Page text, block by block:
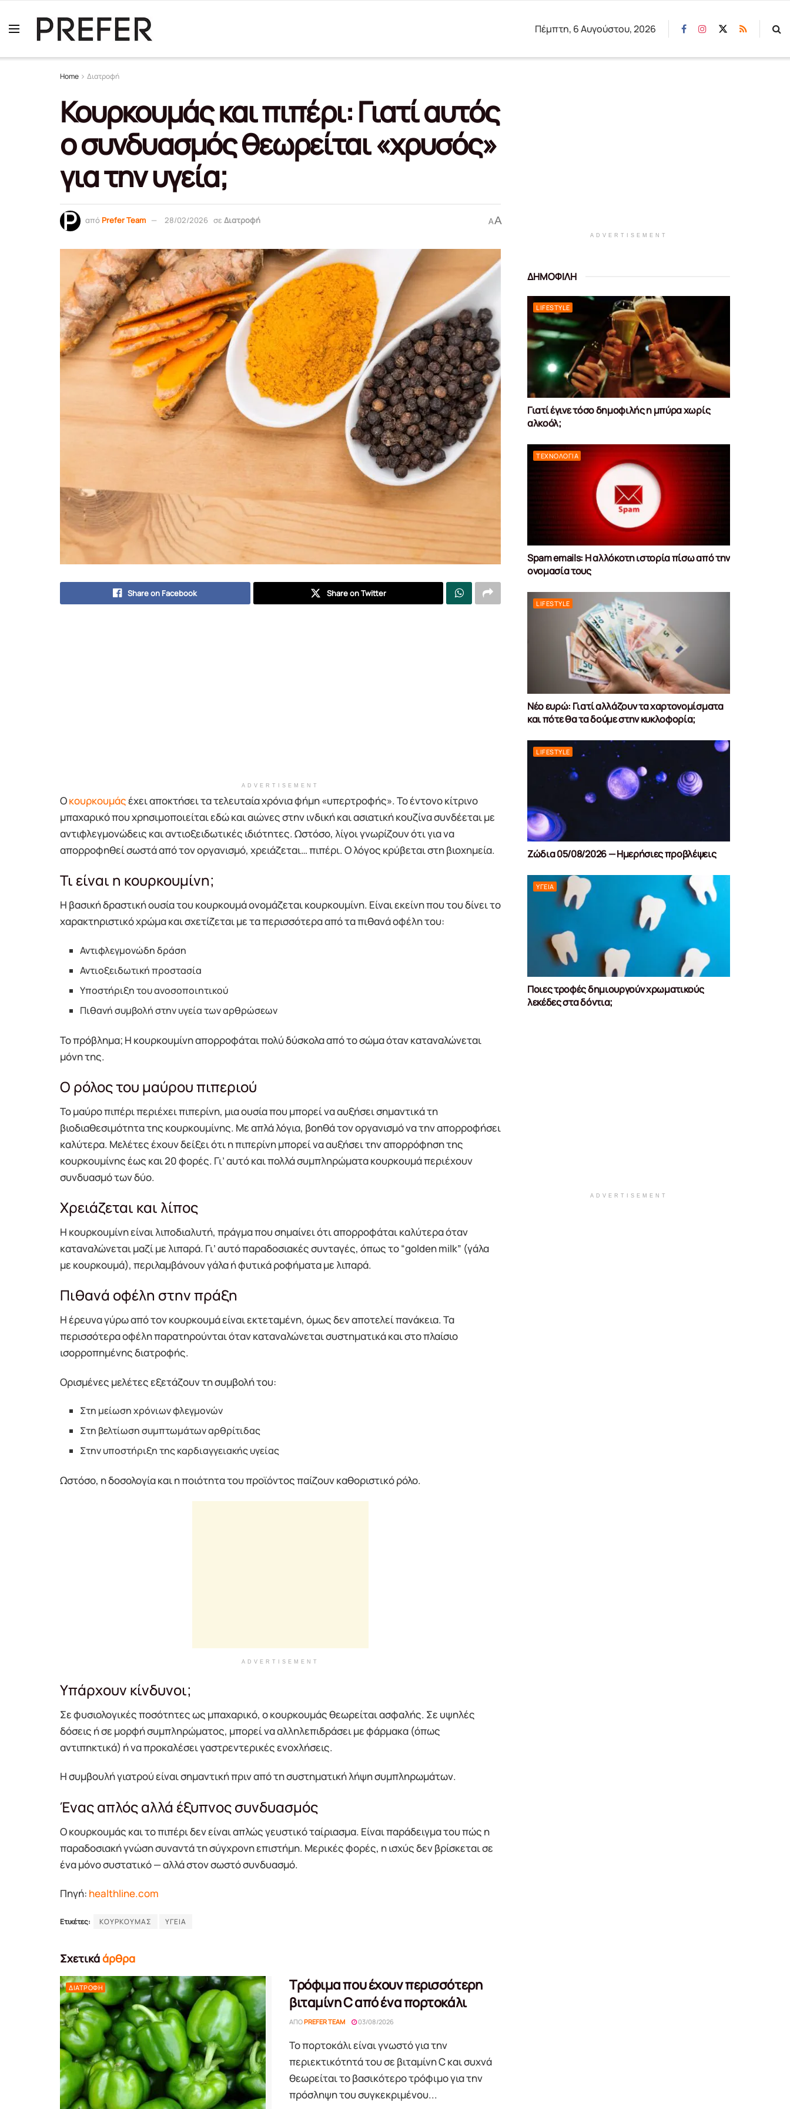
Πέμπτη, 6 Αυγούστου, 2026
Home Διατροφή
Κουρκουμάς και πιπέρι: Γιατί αυτός
ο συνδυασμός θεωρείται «χρυσός»
για την υγεία;
απόPrefer Team 28/02/2026 σε Διατροφή AA
Share on Facebook Share on Twitter
ADVERTISEMENT
Οκουρκουμάςέχει αποκτήσει τα τελευταία χρόνια φήμη «υπερτροφής». Το έντονο κίτρινο
μπαχαρικό που χρησιμοποιείται εδώ και αιώνες στην ινδική και ασιατική κουζίνα συνδέεται με
αντιφλεγμονώδεις και αντιοξειδωτικές ιδιότητες. Ωστόσο, λίγοι γνωρίζουν ότι για να
απορροφηθεί σωστά από τον οργανισμό, χρειάζεται… πιπέρι. Ο λόγος κρύβεται στη βιοχημεία.
Τι είναι η κουρκουμίνη;
Η βασική δραστική ουσία του κουρκουμά ονομάζεται κουρκουμίνη. Είναι εκείνη που του δίνει το
χαρακτηριστικό χρώμα και σχετίζεται με τα περισσότερα από τα πιθανά οφέλη του:
Αντιφλεγμονώδη δράση
Αντιοξειδωτική προστασία
Υποστήριξη του ανοσοποιητικού
Πιθανή συμβολή στην υγεία των αρθρώσεων
Το πρόβλημα; Η κουρκουμίνη απορροφάται πολύ δύσκολα από το σώμα όταν καταναλώνεται
μόνη της.
Ο ρόλος του μαύρου πιπεριού
Το μαύρο πιπέρι περιέχει πιπερίνη, μια ουσία που μπορεί να αυξήσει σημαντικά τη
βιοδιαθεσιμότητα της κουρκουμίνης. Με απλά λόγια, βοηθά τον οργανισμό να την απορροφήσει
καλύτερα. Μελέτες έχουν δείξει ότι η πιπερίνη μπορεί να αυξήσει την απορρόφηση της
κουρκουμίνης έως και 20 φορές. Γι’ αυτό και πολλά συμπληρώματα κουρκουμά περιέχουν
συνδυασμό των δύο.
Χρειάζεται και λίπος
Η κουρκουμίνη είναι λιποδιαλυτή, πράγμα που σημαίνει ότι απορροφάται καλύτερα όταν
καταναλώνεται μαζί με λιπαρά. Γι’ αυτό παραδοσιακές συνταγές, όπως το “golden milk” (γάλα
με κουρκουμά), περιλαμβάνουν γάλα ή φυτικά ροφήματα με λιπαρά.
Πιθανά οφέλη στην πράξη
Η έρευνα γύρω από τον κουρκουμά είναι εκτεταμένη, όμως δεν αποτελεί πανάκεια. Τα
περισσότερα οφέλη παρατηρούνται όταν καταναλώνεται συστηματικά και στο πλαίσιο
ισορροπημένης διατροφής.
Ορισμένες μελέτες εξετάζουν τη συμβολή του:
Στη μείωση χρόνιων φλεγμονών
Στη βελτίωση συμπτωμάτων αρθρίτιδας
Στην υποστήριξη της καρδιαγγειακής υγείας
Ωστόσο, η δοσολογία και η ποιότητα του προϊόντος παίζουν καθοριστικό ρόλο.
ADVERTISEMENT
Υπάρχουν κίνδυνοι;
Σε φυσιολογικές ποσότητες ως μπαχαρικό, ο κουρκουμάς θεωρείται ασφαλής. Σε υψηλές
δόσεις ή σε μορφή συμπληρώματος, μπορεί να αλληλεπιδράσει με φάρμακα (όπως
αντιπηκτικά) ή να προκαλέσει γαστρεντερικές ενοχλήσεις.
Η συμβουλή γιατρού είναι σημαντική πριν από τη συστηματική λήψη συμπληρωμάτων.
Ένας απλός αλλά έξυπνος συνδυασμός
Ο κουρκουμάς και το πιπέρι δεν είναι απλώς γευστικό ταίριασμα. Είναι παράδειγμα του πώς η
παραδοσιακή γνώση συναντά τη σύγχρονη επιστήμη. Μερικές φορές, η ισχύς δεν βρίσκεται σε
ένα μόνο συστατικό — αλλά στον σωστό συνδυασμό.
Πηγή: healthline.com
Ετικέτες: ΚΟΥΡΚΟΥΜΑΣ ΥΓΕΙΑ
Σχετικάάρθρα
ΔΙΑΤΡΟΦΉ
Τρόφιμα που έχουν περισσότερη
βιταμίνη C από ένα πορτοκάλι
ΑΠΌPREFER TEAM 03/08/2026
Το πορτοκάλι είναι γνωστό για την
περιεκτικότητά του σε βιταμίνη C και συχνά
θεωρείται το βασικότερο τρόφιμο για την
πρόσληψη του συγκεκριμένου...
ADVERTISEMENT
ΔΗΜΟΦΙΛΗ
LIFESTYLE
Γιατί έγινε τόσο δημοφιλής η μπύρα χωρίς
αλκοόλ;
ΤΕΧΝΟΛΟΓΊΑ
Spam emails: Η αλλόκοτη ιστορία πίσω από την
ονομασία τους
LIFESTYLE
Νέο ευρώ: Γιατί αλλάζουν τα χαρτονομίσματα
και πότε θα τα δούμε στην κυκλοφορία;
LIFESTYLE
Ζώδια 05/08/2026 — Ημερήσιες προβλέψεις
ΥΓΕΊΑ
Ποιες τροφές δημιουργούν χρωματικούς
λεκέδες στα δόντια;
ADVERTISEMENT